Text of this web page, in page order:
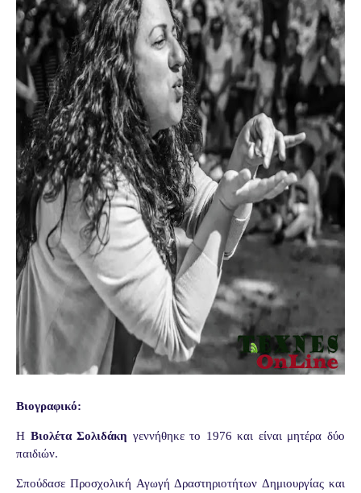
Βιογραφικό:
Η Βιολέτα Σολιδάκη γεννήθηκε το 1976 και είναι μητέρα δύο
παιδιών.
Σπούδασε Προσχολική Αγωγή Δραστηριοτήτων Δημιουργίας και